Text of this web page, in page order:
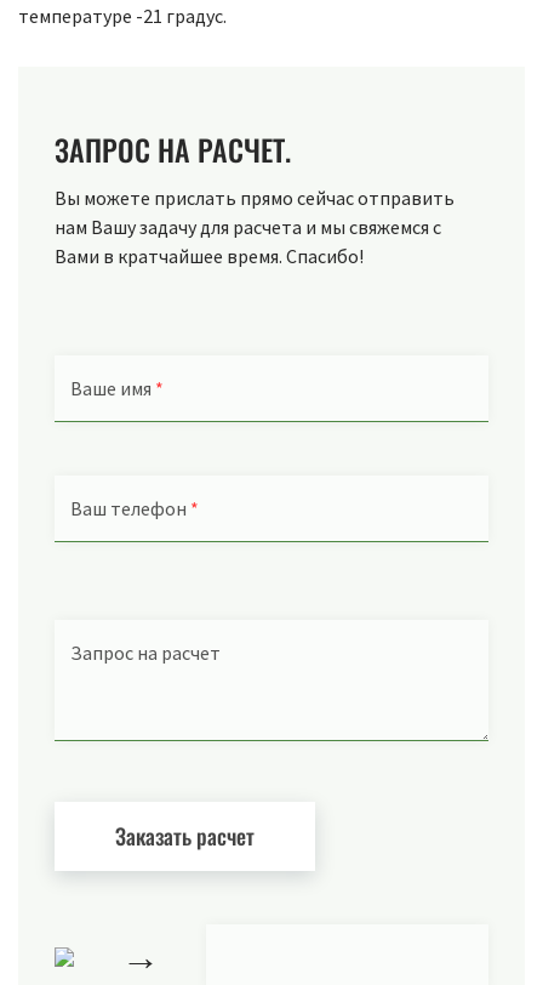
температуре -21 градус.
ЗАПРОС НА РАСЧЕТ.
Вы можете прислать прямо сейчас отправить
нам Вашу задачу для расчета и мы свяжемся с
Вами в кратчайшее время. Спасибо!
Ваше имя *
Ваш телефон *
Запрос на расчет
→